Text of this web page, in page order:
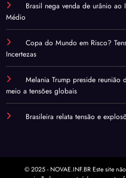
Brasil nega venda de urânio
Médio
Copa do Mundo em Risco?
Incertezas
Melania Trump preside reunião
meio a tensões globais
Brasileira relata tensão e
© 2025 - NOVAE.INF.BR Este site